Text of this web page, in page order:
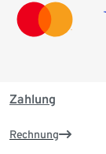
Zahlung
Rechnung